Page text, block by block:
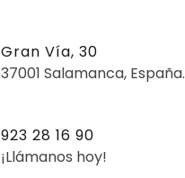
Gran Vía, 30
37001 Salamanca, España.
923 28 16 90
¡Llámanos hoy!